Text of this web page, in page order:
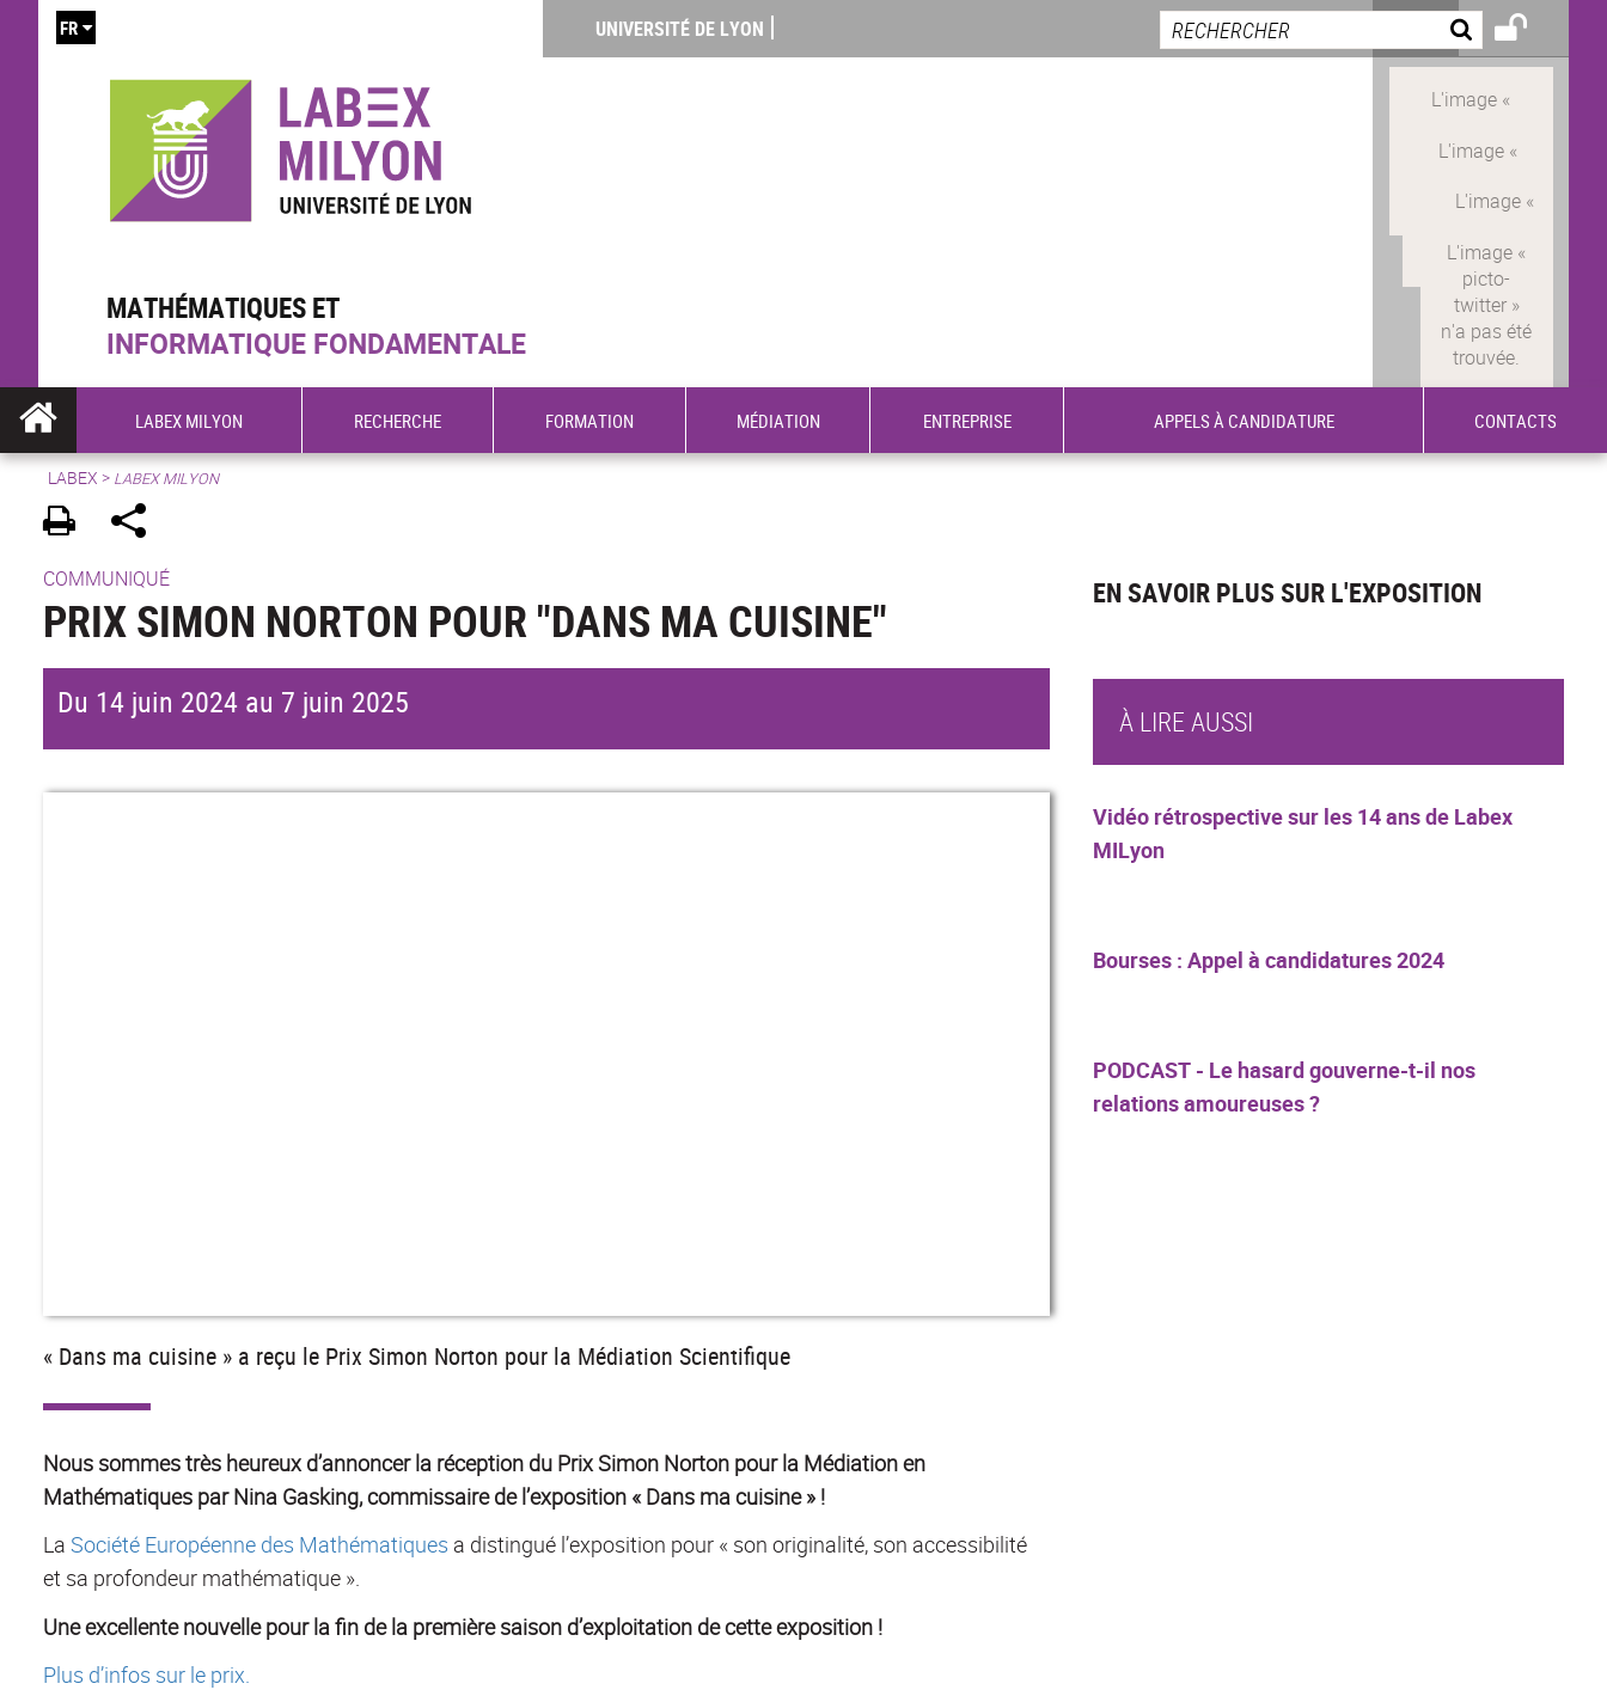
MATHÉMATIQUES ET
INFORMATIQUE FONDAMENTALE
UNIVERSITÉ DE LYON
FR
LABEX MILYON RECHERCHE FORMATION MÉDIATION ENTREPRISE APPELS À CANDIDATURE CONTACTS
LABEX > LABEX MILYON
COMMUNIQUÉ
PRIX SIMON NORTON POUR "DANS MA CUISINE"
Du 14 juin 2024 au 7 juin 2025
« Dans ma cuisine » a reçu le Prix Simon Norton pour la Médiation Scientifique
Nous sommes très heureux d’annoncer la réception du Prix Simon Norton pour la Médiation en
Mathématiques par Nina Gasking, commissaire de l’exposition « Dans ma cuisine » !
La Société Européenne des Mathématiques a distingué l’exposition pour « son originalité, son accessibilité
et sa profondeur mathématique ».
Une excellente nouvelle pour la fin de la première saison d’exploitation de cette exposition !
Plus d’infos sur le prix.
À LIRE AUSSI
Vidéo rétrospective sur les 14 ans de Labex
MILyon
Bourses : Appel à candidatures 2024
PODCAST - Le hasard gouverne-t-il nos
relations amoureuses ?
EN SAVOIR PLUS SUR L'EXPOSITION